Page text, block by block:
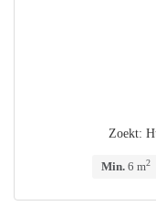
Zoekt:
Min. 6 m2